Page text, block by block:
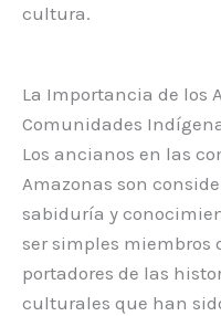
cultura.
La Importancia de los
Comunidades
Los ancianos en las
Amazonas son
sabiduría y
ser simples miembros
portadores de las
culturales que han